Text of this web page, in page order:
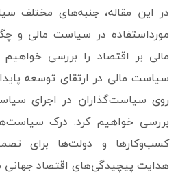
در این مقاله، جنبه‌های مختلف
مورداستفاده در سیاست مالی و
مالی بر اقتصاد را بررسی
سیاست مالی در ارتقای توسعه
روی سیاست‌گذاران در اجرای
بررسی خواهیم کرد. درک
کسب‌وکارها و دولت‌ها برای
هدایت پیچیدگی‌های اقتصاد